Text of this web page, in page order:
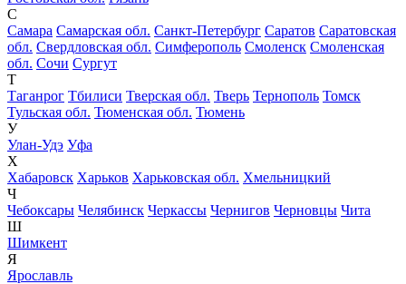
С
Самара Самарская обл. Санкт-Петербург Саратов Саратовская
обл. Свердловская обл. Симферополь Смоленск Смоленская
обл. Сочи Сургут
Т
Таганрог Тбилиси Тверская обл. Тверь Тернополь Томск
Тульская обл. Тюменская обл. Тюмень
У
Улан-Удэ Уфа
Х
Хабаровск Харьков Харьковская обл. Хмельницкий
Ч
Чебоксары Челябинск Черкассы Чернигов Черновцы Чита
Ш
Шимкент
Я
Ярославль